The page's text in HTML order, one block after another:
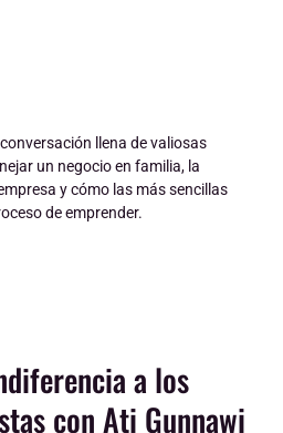
llena de valiosas
un negocio en familia, la
y cómo las más sencillas
de emprender.
a los
con Ati Gunnawi